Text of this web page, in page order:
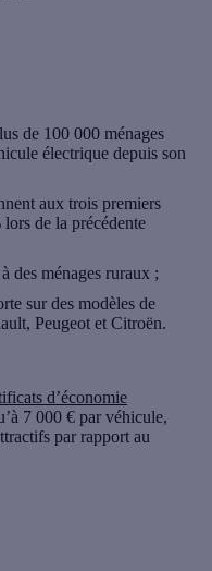
de 100 000 ménages
électrique depuis son
aux trois premiers
de la précédente
des ménages ruraux ;
sur des modèles de
Peugeot et Citroën.
d’économie
7 000 € par véhicule,
par rapport au